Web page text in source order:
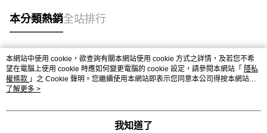
本分類熱銷全站排行
熱門標籤
本網站中使用 cookie，欲查詢有關本網站使用 cookie 方式之詳情，及若您不希
望在電腦上使用 cookie 時應如何變更電腦的 cookie 設定，請參閱本網站「 隱私
權條款 」之 Cookie 聲明。您繼續使用本網站即表示您同意本公司得按本網站使
用條款之 Cookie 聲明使用 cookie。
了解更多 >
我知道了